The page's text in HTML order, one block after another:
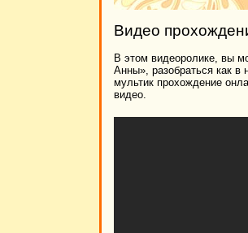
Видео
В этом видеоролике, вы
Анны», разобраться как в
мультик прохождение
видео.